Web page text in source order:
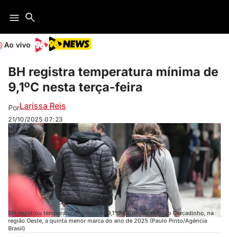
Ao vivo
BH registra temperatura mínima de
9,1ºC nesta terça-feira
PorLarissa Reis
21/10/2025 07:23
BH registrou temperatura mínima de 9,1°C, às 6h, na estação Cercadinho, na
região Oeste, a quinta menor marca do ano de 2025 (Paulo Pinto/Agência
Brasil)